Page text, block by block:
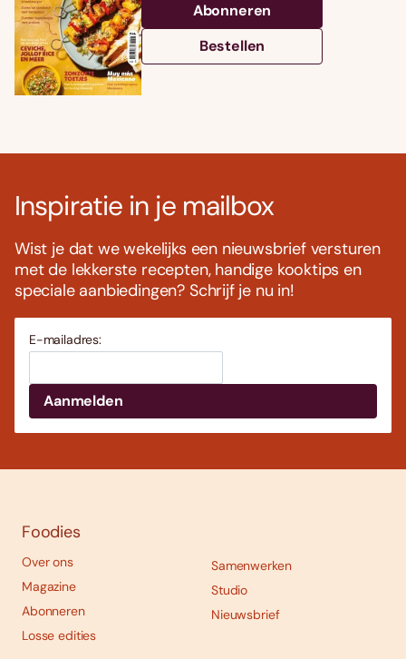
Abonneren
Bestellen
Inspiratie in je mailbox
Wist je dat we wekelijks een nieuwsbrief versturen
met de lekkerste recepten, handige kooktips en
speciale aanbiedingen? Schrijf je nu in!
E-mailadres:
Foodies
Over ons
Magazine
Abonneren
Losse edities
Samenwerken
Studio
Nieuwsbrief